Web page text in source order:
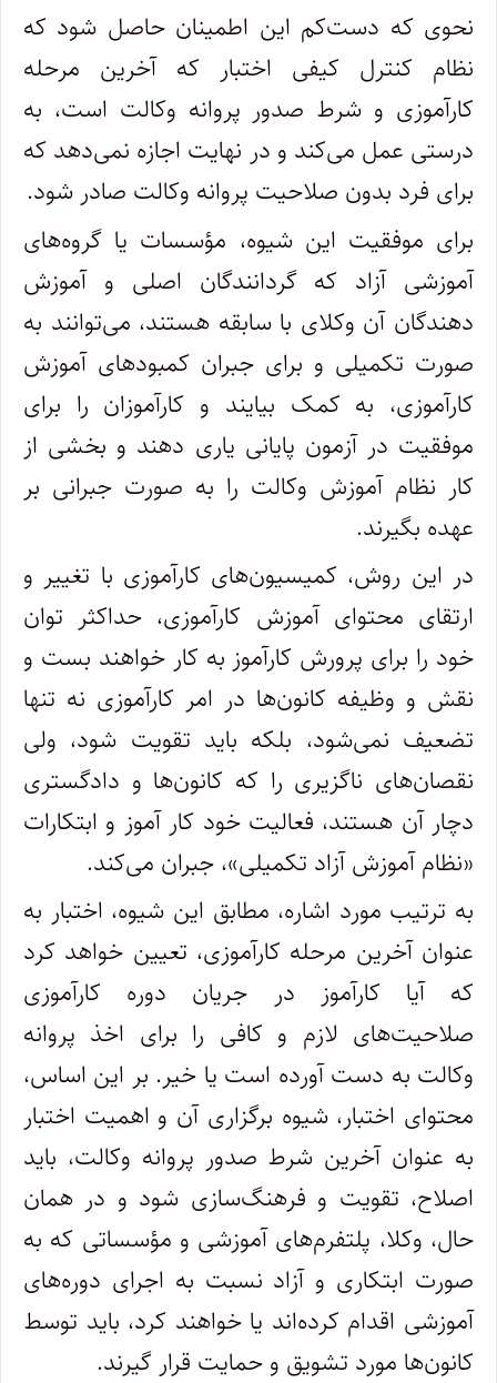
نحوی که دست‌کم این اطمینان حاصل شود که
نظام کنترل کیفی اختبار که آخرین مرحله
کارآموزی و شرط صدور پروانه وکالت است، به
درستی عمل می‌کند و در نهایت اجازه نمی‌دهد که
برای فرد بدون صلاحیت پروانه وکالت صادر شود.
برای موفقیت این شیوه، مؤسسات یا گروه‌های
آموزشی آزاد که گردانندگان اصلی و آموزش
دهندگان آن وکلای با سابقه هستند، می‌توانند به
صورت تکمیلی و برای جبران کمبود‌های آموزش
کارآموزی، به کمک بیایند و کارآموزان را برای
موفقیت در آزمون پایانی یاری دهند و بخشی از
کار نظام آموزش وکالت را به صورت جبرانی بر
عهده بگیرند.
در این روش، کمیسیون‌های کارآموزی با تغییر و
ارتقای محتوای آموزش کارآموزی، حداکثر توان
خود را برای پرورش کارآموز به کار خواهند بست و
نقش و وظیفه کانون‌ها در امر کارآموزی نه تنها
تضعیف نمی‌شود، بلکه باید تقویت شود، ولی
نقصان‌های ناگزیری را که کانون‌ها و دادگستری
دچار آن هستند، فعالیت خود کار آموز و ابتکارات
«نظام آموزش آزاد تکمیلی»، جبران می‌کند.
به ترتیب مورد اشاره، مطابق این شیوه، اختبار به
عنوان آخرین مرحله کارآموزی، تعیین خواهد کرد
که آیا کارآموز در جریان دوره کارآموزی
صلاحیت‌های لازم و کافی را برای اخذ پروانه
وکالت به دست آورده است یا خیر. بر این اساس،
محتوای اختبار، شیوه برگزاری آن و اهمیت اختبار
به عنوان آخرین شرط صدور پروانه وکالت، باید
اصلاح، تقویت و فرهنگ‌سازی شود و در همان
حال، وکلا، پلتفرم‌های آموزشی و مؤسساتی که به
صورت ابتکاری و آزاد نسبت به اجرای دوره‌های
آموزشی اقدام کرده‌اند یا خواهند کرد، باید توسط
کانون‌ها مورد تشویق و حمایت قرار گیرند.